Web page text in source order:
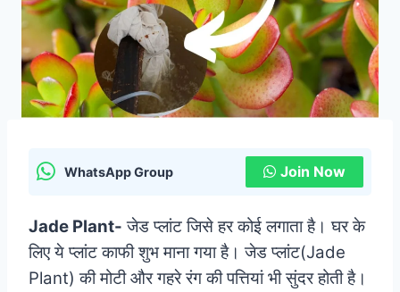
WhatsApp Group Join Now
Jade Plant- जेड प्लांट जिसे हर कोई लगाता है। घर के
लिए ये प्लांट काफी शुभ माना गया है। जेड प्लांट(Jade
Plant) की मोटी और गहरे रंग की पत्तियां भी सुंदर होती है।